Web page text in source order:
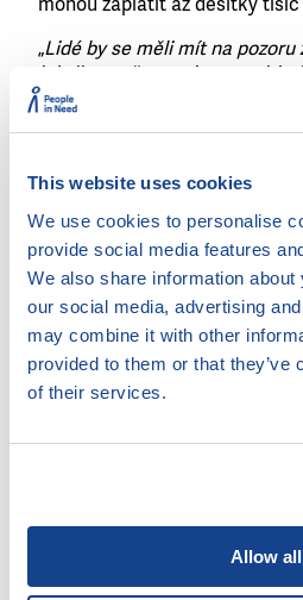
This website uses cookies
We use cookies to personalise
provide social media features
We also share information
our social media, advertising
may combine it with other
provided to them or that they’ve
of their services.
Allow all
„Lidé by se měli mít na pozoru
kdy jim změnu smlouvy nabízejí
zprostředkovatelé. Ti jsou
analytik organizace Člověk v
sankcí stávajícího dodavatele
mohou být pouze lidé, kteří
lhůtou. Ta je obvykle
žádná pokuta nehrozí,“
Novelu zákona ještě projedná
podepsat prezident. V
v průběhu roku 2025.
Vyplatí se změna